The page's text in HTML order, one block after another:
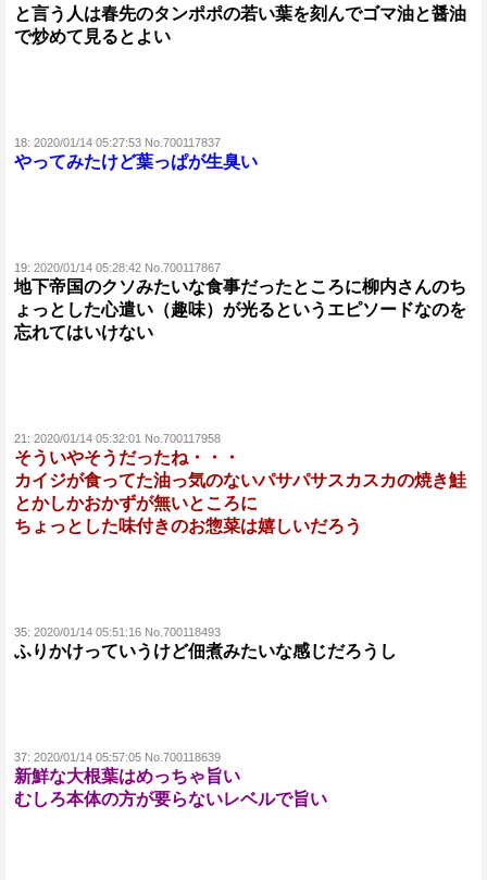
と言う人は春先のタンポポの若い葉を刻んでゴマ油と醤油
で炒めて見るとよい
18: 2020/01/14 05:27:53 No.700117837
やってみたけど葉っぱが生臭い
19: 2020/01/14 05:28:42 No.700117867
地下帝国のクソみたいな食事だったところに柳内さんのち
ょっとした心遣い（趣味）が光るというエピソードなのを
忘れてはいけない
21: 2020/01/14 05:32:01 No.700117958
そういやそうだったね・・・
カイジが食ってた油っ気のないパサパサスカスカの焼き鮭
とかしかおかずが無いところに
ちょっとした味付きのお惣菜は嬉しいだろう
35: 2020/01/14 05:51:16 No.700118493
ふりかけっていうけど佃煮みたいな感じだろうし
37: 2020/01/14 05:57:05 No.700118639
新鮮な大根葉はめっちゃ旨い
むしろ本体の方が要らないレベルで旨い